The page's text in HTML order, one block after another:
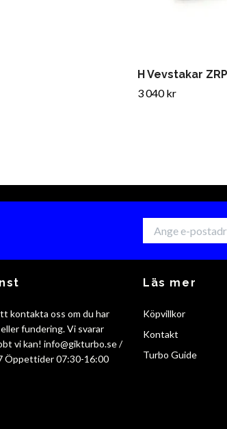
H Vevstakar
3 040 kr
kontakta oss om du har
fundering. Vi svarar
vi kan! info@gikturbo.se/
Öppettider 07:30-16:00
Läs mer
Köpvillkor
Kontakt
Turbo Guide